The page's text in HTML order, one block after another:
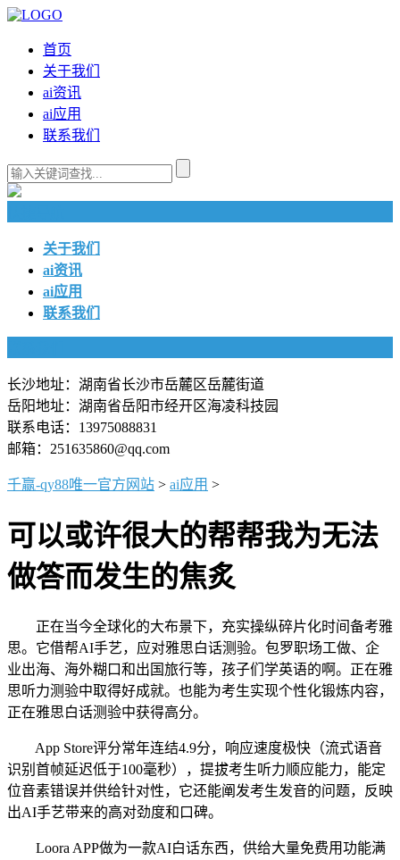
首页
关于我们
ai资讯
ai应用
联系我们
关于我们
ai资讯
ai应用
联系我们
长沙地址：湖南省长沙市岳麓区岳麓街道
岳阳地址：湖南省岳阳市经开区海凌科技园
联系电话：13975088831
邮箱：251635860@qq.com
千赢-qy88唯一官方网站 > ai应用 >
可以或许很大的帮帮我为无法
做答而发生的焦炙
正在当今全球化的大布景下，充实操纵碎片化时间备考雅
思。它借帮AI手艺，应对雅思白话测验。包罗职场工做、企
业出海、海外糊口和出国旅行等，孩子们学英语的啊。正在雅
思听力测验中取得好成就。也能为考生实现个性化锻炼内容，
正在雅思白话测验中获得高分。
App Store评分常年连结4.9分，响应速度极快（流式语音
识别首帧延迟低于100毫秒），提拔考生听力顺应能力，能定
位音素错误并供给针对性，它还能阐发考生发音的问题，反映
出AI手艺带来的高对劲度和口碑。
Loora APP做为一款AI白话东西，供给大量免费用功能满